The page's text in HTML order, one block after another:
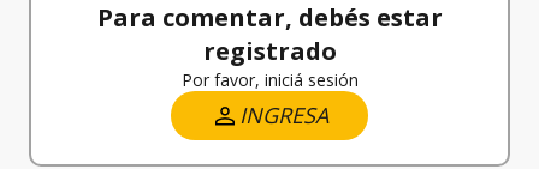
Para comentar, debés estar
registrado
Por favor, iniciá sesión
INGRESA